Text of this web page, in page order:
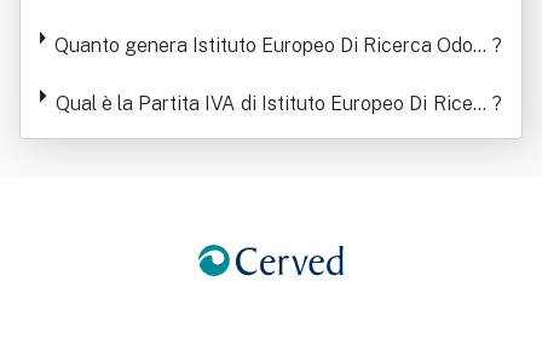
Quanto genera Istituto Europeo Di Ricerca Odont ?
Qual è la Partita IVA di Istituto Europeo Di Ricerc
a Odontoiatrica Srl Impresa Sociale
?